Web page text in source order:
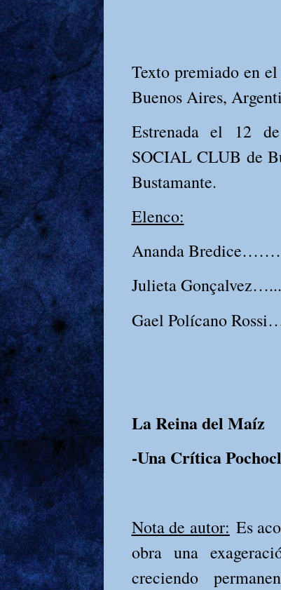
Texto premiado en
Buenos Aires,
Estrenada el 12
SOCIAL CLUB de
Bustamante.
Elenco:
Ananda
Julieta
Gael Polícano
La Reina del Maíz
-Una Crítica
Nota de autor: Es
obra una
creciendo